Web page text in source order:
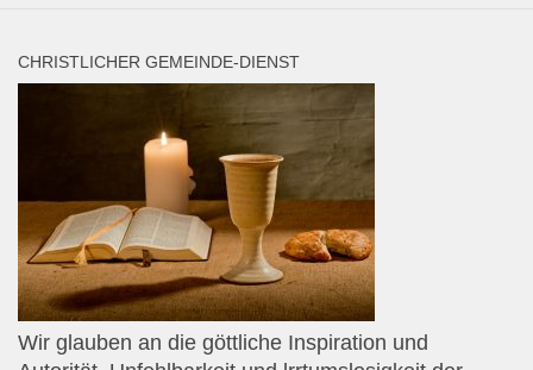
CHRISTLICHER GEMEINDE-DIENST
Wir glauben an die göttliche Inspiration und